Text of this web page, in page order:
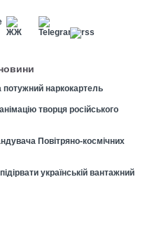
наркокартель
творця російського
Повітряно-космічних
українській вантажний